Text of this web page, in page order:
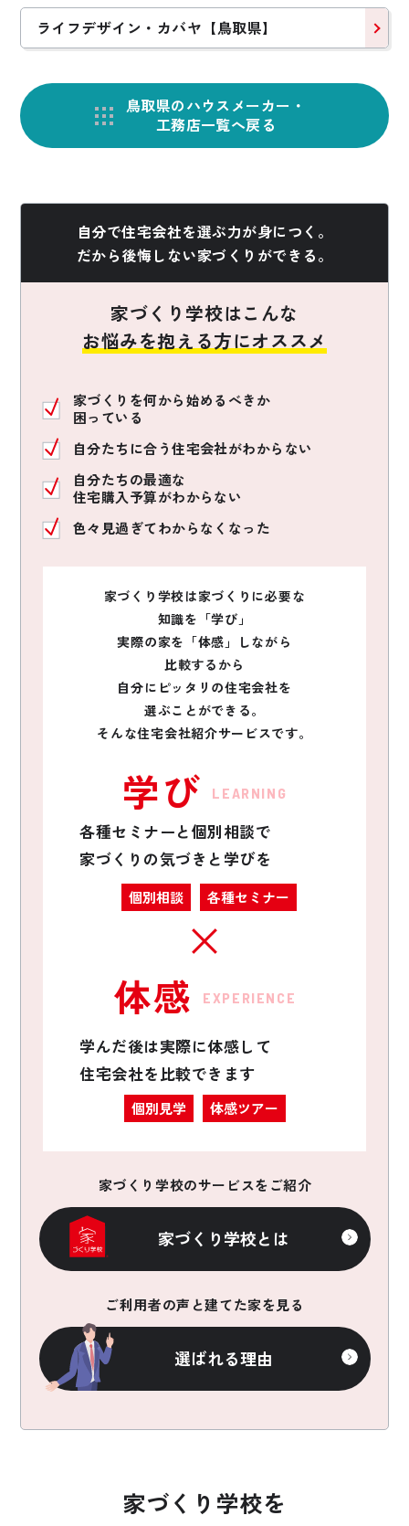
ライフデザイン・カバヤ【鳥取県】
鳥取県のハウスメーカー・
工務店一覧へ戻る
自分で住宅会社を選ぶ力が身につく。
だから後悔しない家づくりができる。
家づくり学校はこんな
お悩みを抱える方にオススメ
家づくりを何から始めるべきか
困っている
自分たちに合う住宅会社がわからない
自分たちの最適な
住宅購入予算がわからない
色々見過ぎてわからなくなった
家づくり学校は家づくりに必要な
知識を「学び」
実際の家を「体感」しながら
比較するから
自分にピッタリの住宅会社を
選ぶことができる。
そんな住宅会社紹介サービスです。
LEARNING
学び
各種セミナーと個別相談で
家づくりの気づきと学びを
個別相談 各種セミナー
EXPERIENCE
体感
学んだ後は実際に体感して
住宅会社を比較できます
個別見学 体感ツアー
家づくり学校のサービスをご紹介
家づくり学校とは
ご利用者の声と建てた家を見る
選ばれる理由
家づくり学校を